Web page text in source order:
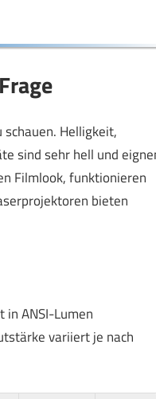
Helligkeit,
sind sehr hell und
Filmlook, funktionieren
bieten
ANSI-Lumen
variiert je nach